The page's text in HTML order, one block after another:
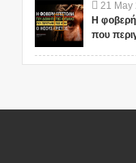
21 May
Η φοβερή
που